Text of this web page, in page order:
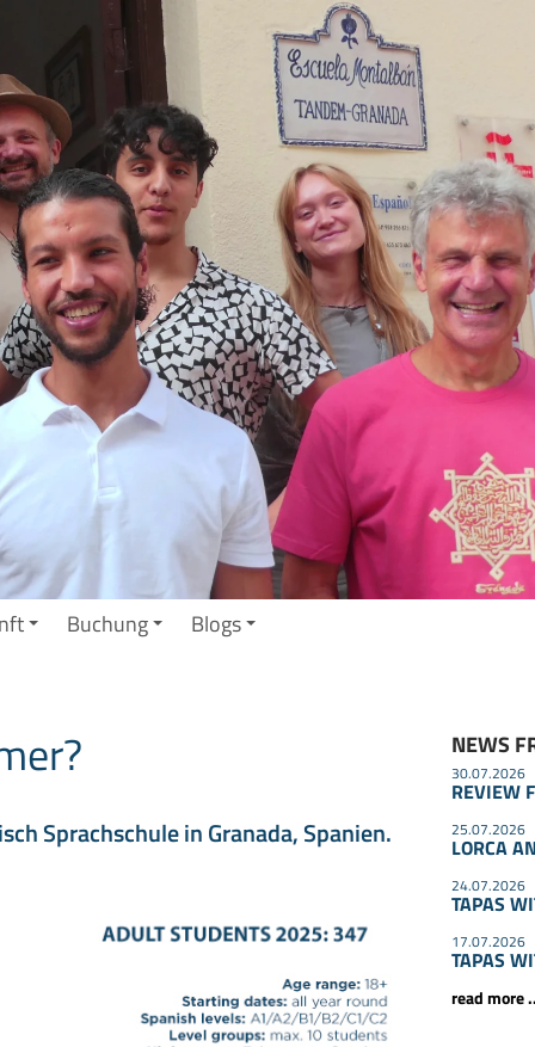
Buchung Blogs
Sprachschule in Granada, Spanien.
NEWS
30.07.2026
REVIEW
25.07.2026
LORCA
24.07.2026
TAPAS
17.07.2026
TAPAS
read more